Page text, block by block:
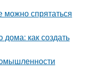
можно спрятаться
дома: как создать